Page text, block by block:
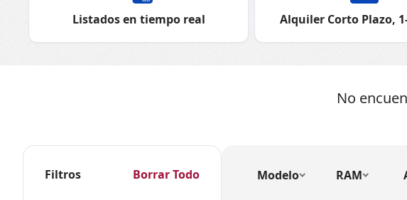
Listados en tiempo real Alquiler Corto Plazo,
No
Filtros Borrar Todo Modelo RAM